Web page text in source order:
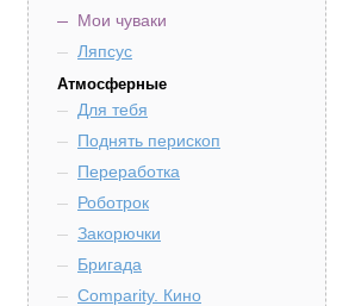
Мои чуваки
Ляпсус
Атмосферные
Для тебя
Поднять перископ
Переработка
Роботрок
Закорючки
Бригада
Comparity. Кино